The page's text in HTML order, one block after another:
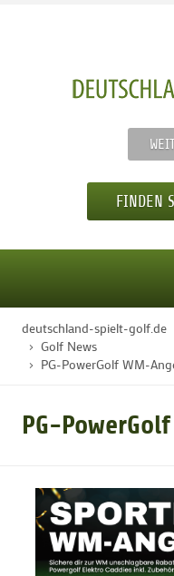
FINDEN
STARTSEITE
GOLF CARD
GOLF & WOMO
deutschland-spielt-golf.de
Golf News
PG-PowerGolf WM-
PG-